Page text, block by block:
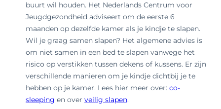
buurt wil houden. Het Nederlands Centrum voor
Jeugdgezondheid adviseert om de eerste 6
maanden op dezelfde kamer als je kindje te slapen.
Wil je graag samen slapen? Het algemene advies is
om niet samen in een bed te slapen vanwege het
risico op verstikken tussen dekens of kussens. Er zijn
verschillende manieren om je kindje dichtbij je te
hebben op je kamer. Lees hier meer over: co-
sleeping en over veilig slapen.